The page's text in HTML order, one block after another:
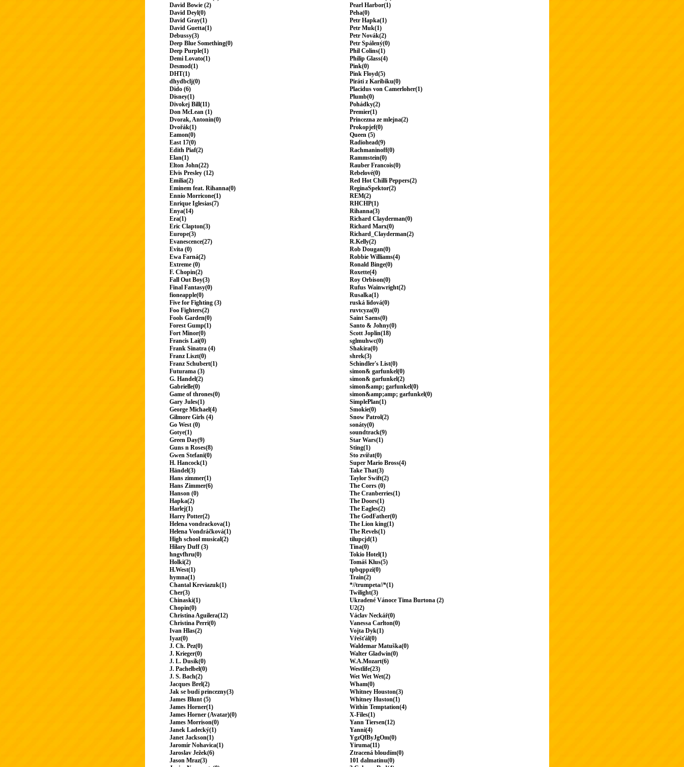
David Bowie (2)
David Deyl(0)
David Gray(1)
David Guetta(1)
Debussy(3)
Deep Blue Something(0)
Deep Purple(1)
Demi Lovato(1)
Desmod(1)
DHT(1)
dhydbclj(0)
Dido (6)
Disney(1)
Divokej Bill(11)
Don McLean (1)
Dvorak, Antonin(0)
Dvořák(1)
Eamon(0)
East 17(0)
Edith Piaf(2)
Elan(1)
Elton John(22)
Elvis Presley (12)
Emilia(2)
Eminem feat. Rihanna(0)
Ennio Morricone(1)
Enrique Iglesias(7)
Enya(14)
Era(1)
Eric Clapton(3)
Europe(3)
Evanescence(27)
Evita (0)
Ewa Farná(2)
Extreme (0)
F. Chopin(2)
Fall Out Boy(3)
Final Fantasy(0)
fioneapple(0)
Five for Fighting (3)
Foo Fighters(2)
Fools Garden(0)
Forest Gump(1)
Fort Minor(0)
Francis Lai(0)
Frank Sinatra (4)
Franz Liszt(0)
Franz Schubert(1)
Futurama (3)
G. Handel(2)
Gabrielle(0)
Game of thrones(0)
Gary Jules(1)
George Michael(4)
Gilmore Girls (4)
Go West (0)
Gotye(1)
Green Day(9)
Guns n Roses(8)
Gwen Stefani(0)
H. Hancock(1)
Händel(3)
Hans zimmer(1)
Hans Zimmer(6)
Hanson (0)
Hapka(2)
Harlej(1)
Harry Potter(2)
Helena vondrackova(1)
Helena Vondráčková(1)
High school musical(2)
Hilary Duff (3)
hngvfhru(0)
Holki(2)
H.West(1)
hymna(1)
Chantal Kreviazuk(1)
Cher(3)
Chinaski(1)
Chopin(0)
Christina Aguilera(12)
Christina Perri(0)
Ivan Hlas(2)
Iyaz(0)
J. Ch. Pez(0)
J. Krieger(0)
J. L. Dusík(0)
J. Pachelbel(0)
J. S. Bach(2)
Jacques Brel(2)
Jak se budí princezny(3)
James Blunt (5)
James Horner(1)
James Horner (Avatar)(0)
James Morrison(0)
Janek Ladecký(1)
Janet Jackson(1)
Jaromír Nohavica(1)
Jaroslav Ježek(6)
Jason Mraz(3)
Pearl Harbor(1)
Peha(0)
Petr Hapka(1)
Petr Muk(1)
Petr Novák(2)
Petr Spálený(0)
Phil Colins(1)
Philip Glass(4)
Pink(0)
Pink Floyd(5)
Piráti z Karibiku(0)
Placidus von Camerloher(1)
Plumb(0)
Pohádky(2)
Premier(1)
Princezna ze mlejna(2)
Prokopjef(0)
Queen (5)
Radiohead(9)
Rachmaninoff(0)
Rammstein(0)
Rauber Francois(0)
Rebelové(0)
Red Hot Chilli Peppers(2)
ReginaSpektor(2)
REM(2)
RHCHP(1)
Rihanna(3)
Richard Clayderman(0)
Richard Marx(0)
Richard_Clayderman(2)
R.Kelly(2)
Rob Dougan(0)
Robbie Williams(4)
Ronald Binge(0)
Roxette(4)
Roy Orbison(0)
Rufus Wainwright(2)
Rusalka(1)
ruská lidová(0)
ruvtcyza(0)
Saint Saens(0)
Santo & Johny(0)
Scott Joplin(18)
sglmuhwc(0)
Shakira(0)
shrek(3)
Schindler's List(0)
simon& garfunkel(0)
simon& garfunkel(2)
simon&amp; garfunkel(0)
simon&amp;amp; garfunkel(0)
SimplePlan(1)
Smokie(0)
Snow Patrol(2)
sonáty(0)
soundtrack(9)
Star Wars(1)
Sting(1)
Sto zvířat(0)
Super Mario Bross(4)
Take That(3)
Taylor Swift(2)
The Corrs (0)
The Cranberries(1)
The Doors(1)
The Eagles(2)
The GodFather(0)
The Lion king(1)
The Revels(1)
tilupcjd(1)
Tina(0)
Tokio Hotel(1)
Tomáš Klus(5)
tpbqppzi(0)
Train(2)
*//trumpeta//*(1)
Twilight(3)
Ukradené Vánoce Tima Burtona (2)
U2(2)
Václav Neckář(0)
Vanessa Carlton(0)
Vojta Dyk(1)
Vřešťál(0)
Waldemar Matuška(0)
Walter Gladwin(0)
W.A.Mozart(6)
Westlife(23)
Wet Wet Wet(2)
Wham(0)
Whitney Houston(3)
Whitney Huston(1)
Within Temptation(4)
X-Files(1)
Yann Tiersen(12)
Yanni(4)
YgzQfByJgOm(0)
Yiruma(11)
Ztracená bloudím(0)
101 dalmatinu(0)